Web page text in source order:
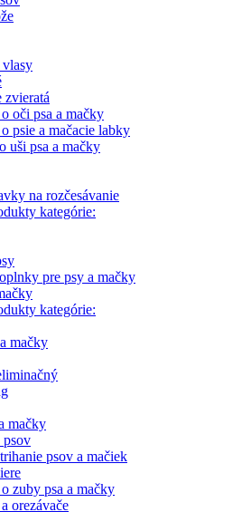
zvieratá
oči psa a mačky
psie a mačacie labky
uši psa a mačky
na rozčesávanie
kategórie:
pre psy a mačky
kategórie:
mačky
mačky
psov a mačiek
zuby psa a mačky
orezávače